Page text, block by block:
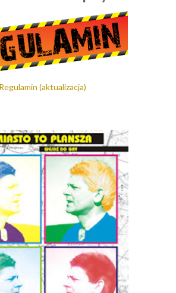
Regulamin (aktualizacja)